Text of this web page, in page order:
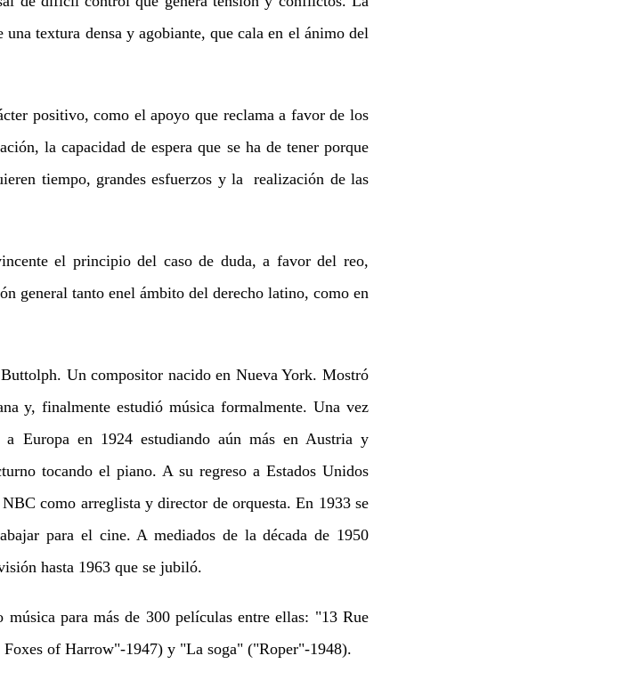
textura densa y agobiante, que cala en el ánimo del
positivo, como el apoyo que reclama a favor de los
la capacidad de espera que se ha de tener porque
tiempo, grandes esfuerzos y la realización de las
el principio del caso de duda, a favor del reo,
general tanto enel ámbito del derecho latino, como en
Un compositor nacido en Nueva York. Mostró
y, finalmente estudió música formalmente. Una vez
Europa en 1924 estudiando aún más en Austria y
tocando el piano. A su regreso a Estados Unidos
como arreglista y director de orquesta. En 1933 se
para el cine. A mediados de la década de 1950
hasta 1963 que se jubiló.
para más de 300 películas entre ellas: "13 Rue
of Harrow"-1947) y "La soga" ("Roper"-1948).